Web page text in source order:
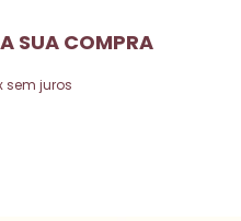
SUA COMPRA
sem juros